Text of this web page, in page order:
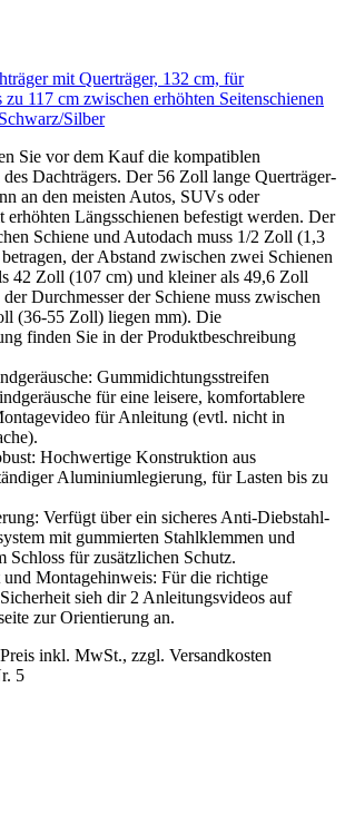
mit Querträger, 132 cm, für
117 cm zwischen erhöhten Seitenschienen
Silber
Sie vor dem Kauf die kompatiblen
des Dachträgers. Der 56 Zoll lange Querträger-
an den meisten Autos, SUVs oder
erhöhten Längsschienen befestigt werden. Der
Schiene und Autodach muss 1/2 Zoll (1,3
der Abstand zwischen zwei Schienen
42 Zoll (107 cm) und kleiner als 49,6 Zoll
Durchmesser der Schiene muss zwischen
(36-55 Zoll) liegen mm). Die
finden Sie in der Produktbeschreibung
Gummidichtungsstreifen
für eine leisere, komfortablere
für Anleitung (evtl. nicht in
Hochwertige Konstruktion aus
Aluminiumlegierung, für Lasten bis zu
Verfügt über ein sicheres Anti-Diebstahl-
mit gummierten Stahlklemmen und
Schloss für zusätzlichen Schutz.
Montagehinweis: Für die richtige
sieh dir 2 Anleitungsvideos auf
zur Orientierung an.
Preis inkl. MwSt., zzgl. Versandkosten
5